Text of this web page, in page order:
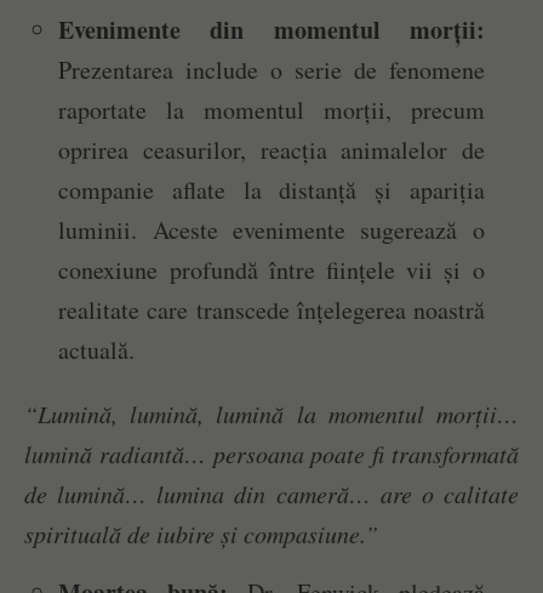
Evenimente din momentul morții:
Prezentarea include o serie de fenomene
raportate la momentul morții, precum
oprirea ceasurilor, reacția animalelor de
companie aflate la distanță și apariția
luminii. Aceste evenimente sugerează o
conexiune profundă între ființele vii și o
realitate care transcede înțelegerea noastră
actuală.
“Lumină, lumină, lumină la momentul morții…
lumină radiantă… persoana poate fi transformată
de lumină… lumina din cameră… are o calitate
spirituală de iubire și compasiune.”